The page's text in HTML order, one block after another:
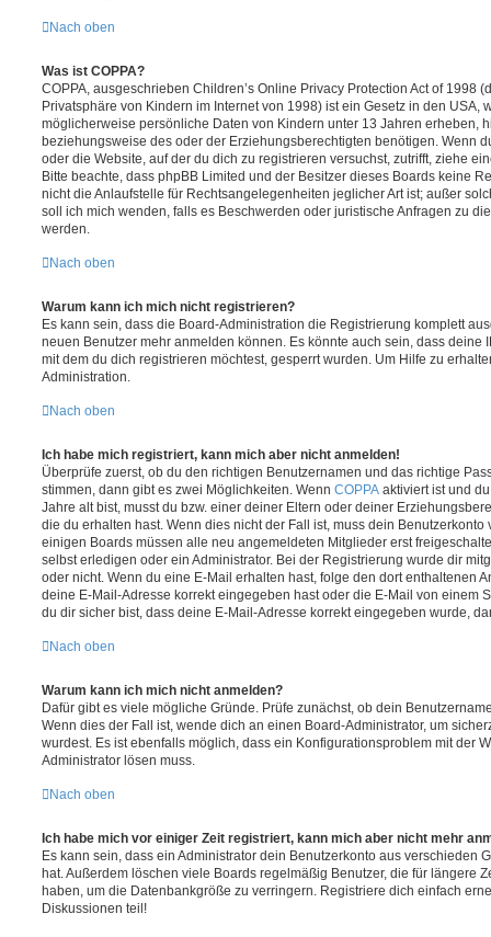
Nach oben
Was ist COPPA?
COPPA, ausgeschrieben Children’s Online Privacy Protection Act of 1998
Privatsphäre von Kindern im Internet von 1998) ist ein Gesetz in den USA,
möglicherweise persönliche Daten von Kindern unter 13 Jahren erheben,
beziehungsweise des oder der Erziehungsberechtigten benötigen. Wenn
oder die Website, auf der du dich zu registrieren versuchst, zutrifft, ziehe
Bitte beachte, dass phpBB Limited und der Besitzer dieses Boards keine
nicht die Anlaufstelle für Rechtsangelegenheiten jeglicher Art ist; außer
soll ich mich wenden, falls es Beschwerden oder juristische Anfragen zu
werden.
Nach oben
Warum kann ich mich nicht registrieren?
Es kann sein, dass die Board-Administration die Registrierung komplett
neuen Benutzer mehr anmelden können. Es könnte auch sein, dass deine
mit dem du dich registrieren möchtest, gesperrt wurden. Um Hilfe zu
Administration.
Nach oben
Ich habe mich registriert, kann mich aber nicht anmelden!
Überprüfe zuerst, ob du den richtigen Benutzernamen und das richtige
stimmen, dann gibt es zwei Möglichkeiten. Wenn COPPA aktiviert ist und
Jahre alt bist, musst du bzw. einer deiner Eltern oder deiner
die du erhalten hast. Wenn dies nicht der Fall ist, muss dein
einigen Boards müssen alle neu angemeldeten Mitglieder erst
selbst erledigen oder ein Administrator. Bei der Registrierung wurde dir
oder nicht. Wenn du eine E-Mail erhalten hast, folge den dort enthaltenen
deine E-Mail-Adresse korrekt eingegeben hast oder die E-Mail von einem
du dir sicher bist, dass deine E-Mail-Adresse korrekt eingegeben wurde,
Nach oben
Warum kann ich mich nicht anmelden?
Dafür gibt es viele mögliche Gründe. Prüfe zunächst, ob dein
Wenn dies der Fall ist, wende dich an einen Board-Administrator, um
wurdest. Es ist ebenfalls möglich, dass ein Konfigurationsproblem mit der
Administrator lösen muss.
Nach oben
Ich habe mich vor einiger Zeit registriert, kann mich aber nicht mehr
Es kann sein, dass ein Administrator dein Benutzerkonto aus verschieden
hat. Außerdem löschen viele Boards regelmäßig Benutzer, die für längere
haben, um die Datenbankgröße zu verringern. Registriere dich einfach
Diskussionen teil!